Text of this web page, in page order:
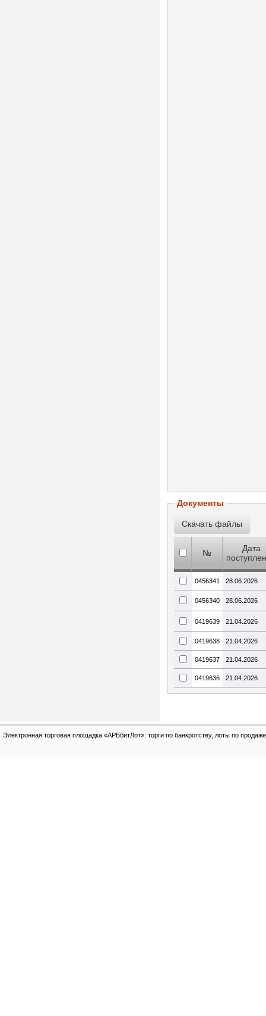
Документы
№
Дата
0456341 28.06.2026
0456340 28.06.2026
0419639 21.04.2026
0419638 21.04.2026
0419637 21.04.2026
0419636 21.04.2026
Электронная торговая площадка «АРБбитЛот»: торги по банкротству, лоты по